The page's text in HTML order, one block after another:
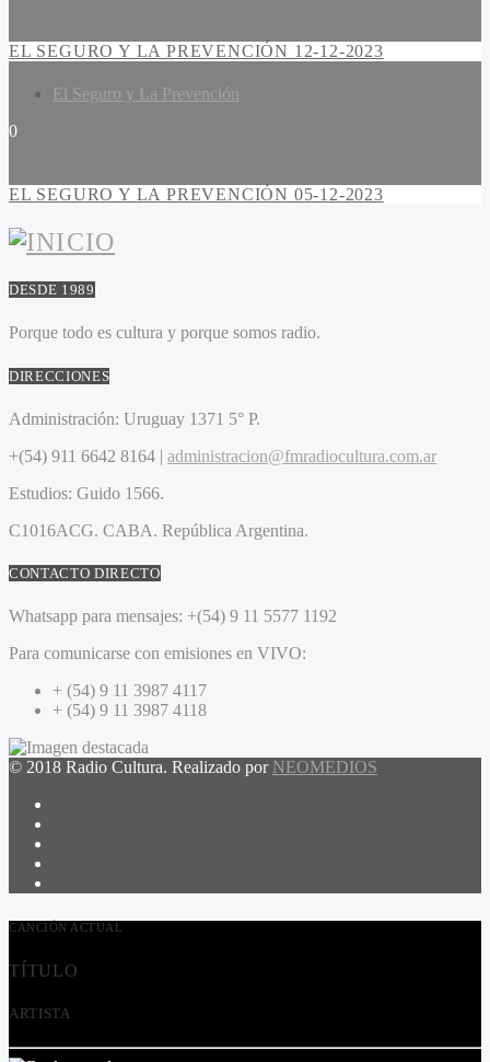
EL SEGURO Y LA PREVENCIÓN 12-12-2023
El Seguro y La Prevención
0
EL SEGURO Y LA PREVENCIÓN 05-12-2023
DESDE 1989
Porque todo es cultura y porque somos radio.
DIRECCIONES
Administración: Uruguay 1371 5° P.
+(54) 911 6642 8164 | administracion@fmradiocultura.com.ar
Estudios: Guido 1566.
C1016ACG. CABA. República Argentina.
CONTACTO DIRECTO
Whatsapp para mensajes: +(54) 9 11 5577 1192
Para comunicarse con emisiones en VIVO:
+ (54) 9 11 3987 4117
+ (54) 9 11 3987 4118
© 2018 Radio Cultura. Realizado por NEOMEDIOS
CANCIÓN ACTUAL
TÍTULO
ARTISTA